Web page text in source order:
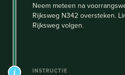
Neem meteen na
Rijksweg N342 oversteken.
Rijksweg volgen.
INSTRUCTIE